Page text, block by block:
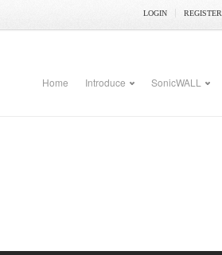
LOGIN REGISTER
Home Introduce SonicWALL